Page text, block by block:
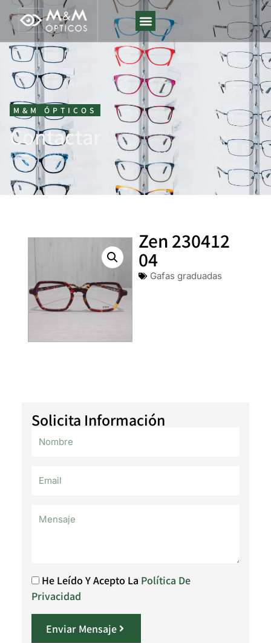
M&M ÓPTICOS
Contactar
Zen 230412
04
Gafas graduadas
Solicita Información
He Leído Y Acepto La Política De
Privacidad
Enviar Mensaje